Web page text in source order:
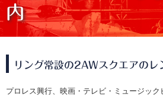
内
リング常設の2AWスクエアのレ
プロレス興行、映画・テレビ・ミュージッ